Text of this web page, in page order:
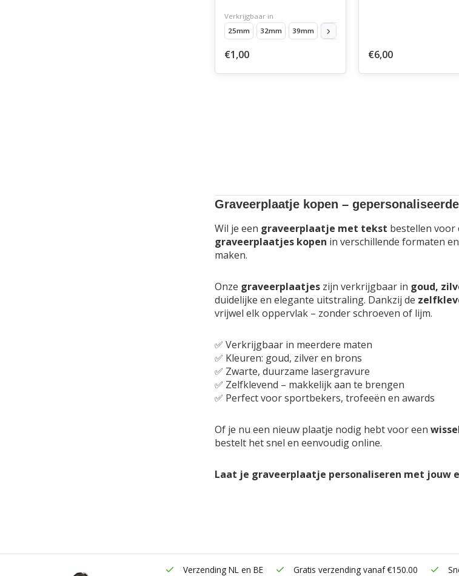
Verkrijgbaar in
25mm
32mm 39mm 45mm
€1,00 €6,00
Graveerplaatje kopen –
Wil je een graveerplaatje met tekst bestellen voor
graveerplaatjes kopen in verschillende formaten
maken.
Onze graveerplaatjeszijn verkrijgbaar in goud,
duidelijke en elegante uitstraling. Dankzij de
vrijwel elk oppervlak – zonder schroeven of lijm.
✅ Verkrijgbaar in meerdere maten
✅ Kleuren: goud, zilver en brons
✅ Zwarte, duurzame lasergravure
✅ Zelfklevend – makkelijk aan te brengen
✅ Perfect voor sportbekers, trofeeën en awards
Of je nu een nieuw plaatje nodig hebt voor een
bestelt het snel en eenvoudig online.
Laat je graveerplaatje personaliseren met jouw
Verzending NL en BE Gratis verzending vanaf €150.00